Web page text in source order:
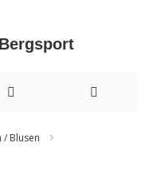
/ Blusen